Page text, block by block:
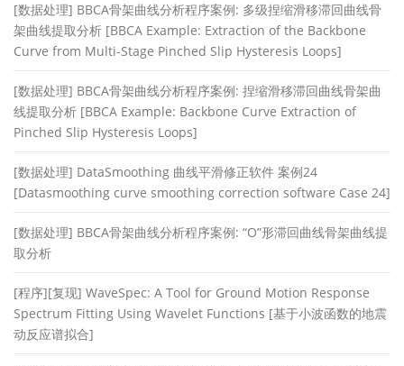
[数据处理] BBCA骨架曲线分析程序案例: 多级捏缩滑移滞回曲线骨
架曲线提取分析 [BBCA Example: Extraction of the Backbone
Curve from Multi-Stage Pinched Slip Hysteresis Loops]
[数据处理] BBCA骨架曲线分析程序案例: 捏缩滑移滞回曲线骨架曲
线提取分析 [BBCA Example: Backbone Curve Extraction of
Pinched Slip Hysteresis Loops]
[数据处理] DataSmoothing 曲线平滑修正软件 案例24
[Datasmoothing curve smoothing correction software Case 24]
[数据处理] BBCA骨架曲线分析程序案例: “O”形滞回曲线骨架曲线提
取分析
[程序][复现] WaveSpec: A Tool for Ground Motion Response
Spectrum Fitting Using Wavelet Functions [基于小波函数的地震
动反应谱拟合]